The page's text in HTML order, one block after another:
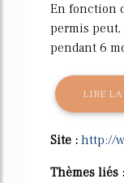
En fonction
permis
pendant 6
LIRE LA
Site : http://
Thèmes liés :